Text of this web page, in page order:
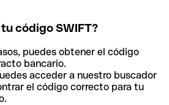
código SWIFT?
puedes obtener el código
bancario.
acceder a nuestro buscador
el código correcto para tu